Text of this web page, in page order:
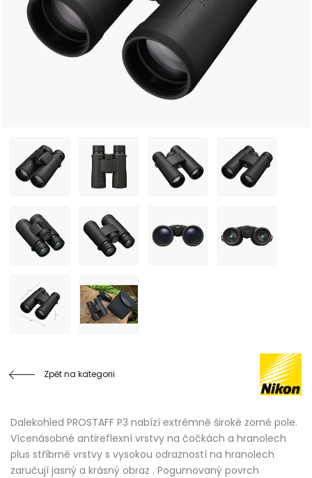
Zpět na kategorii
Dalekohled PROSTAFF P3 nabízí extrémně široké zorné pole.
Vícenásobné antireflexní vrstvy na čočkách a hranolech
plus stříbrné vrstvy s vysokou odrazností na hranolech
zaručují jasný a krásný obraz . Pogumovaný povrch